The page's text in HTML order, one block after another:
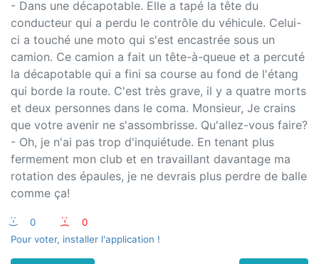
- Dans une décapotable. Elle a tapé la tête du
conducteur qui a perdu le contrôle du véhicule. Celui-
ci a touché une moto qui s'est encastrée sous un
camion. Ce camion a fait un tête-à-queue et a percuté
la décapotable qui a fini sa course au fond de l'étang
qui borde la route. C'est très grave, il y a quatre morts
et deux personnes dans le coma. Monsieur, Je crains
que votre avenir ne s'assombrisse. Qu'allez-vous faire?
- Oh, je n'ai pas trop d'inquiétude. En tenant plus
fermement mon club et en travaillant davantage ma
rotation des épaules, je ne devrais plus perdre de balle
comme ça!
:-) 0 :-(
0
Pour voter, installer l'application !